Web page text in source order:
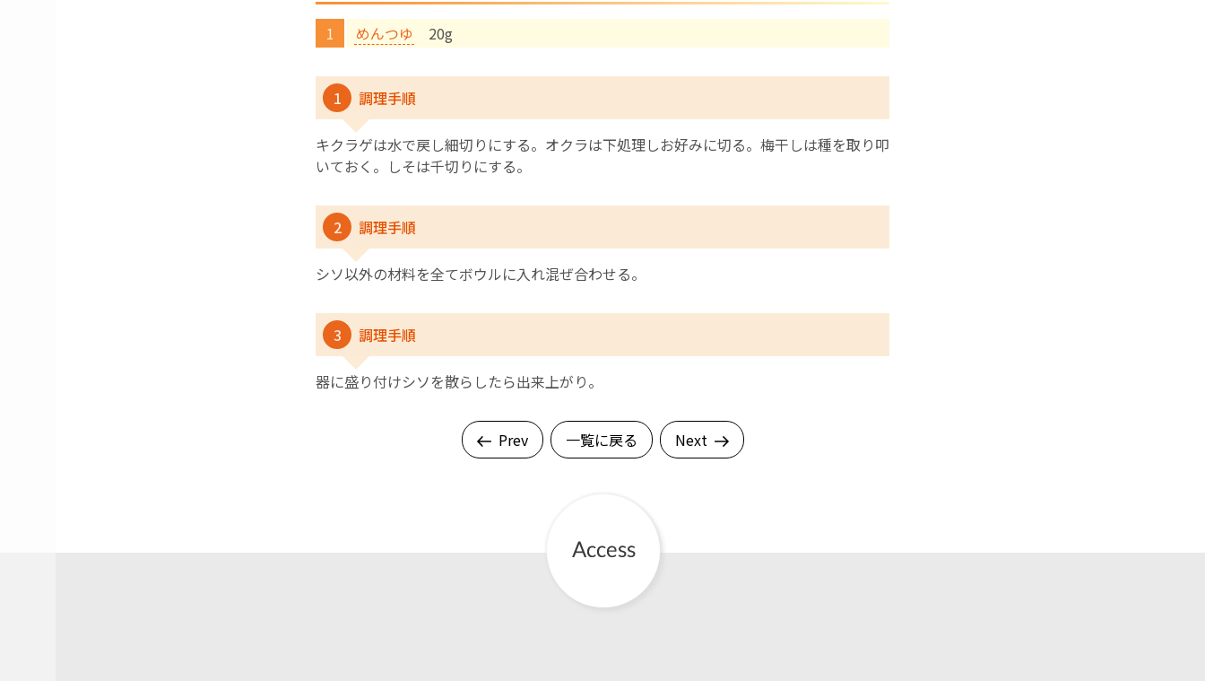
めんつゆ 20g
1 調理手順
キクラゲは水で戻し細切りにする。オクラは下処理しお好みに切る。梅干しは種を取り叩
いておく。しそは千切りにする。
2 調理手順
シソ以外の材料を全てボウルに入れ混ぜ合わせる。
3 調理手順
器に盛り付けシソを散らしたら出来上がり。
Prev 一覧に戻る Next